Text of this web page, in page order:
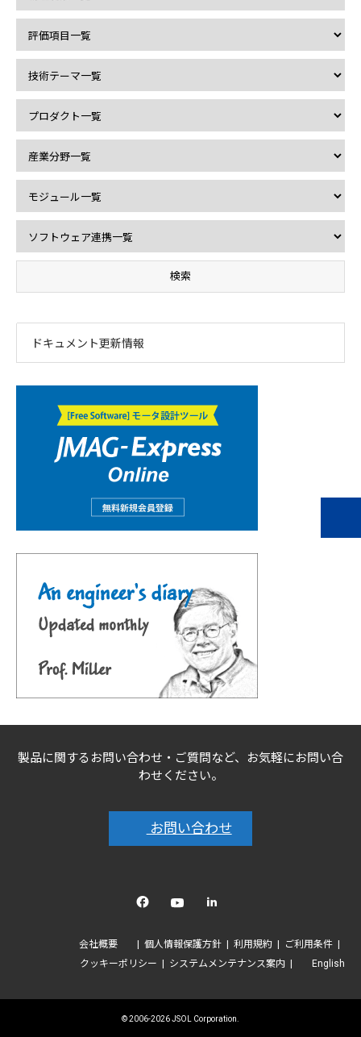
ドキュメント更新情報
製品に関するお問い合わせ・ご質問など、お気軽にお問い合
わせください。
お問い合わせ
linkedin
会社概要 個人情報保護方針 利用規約
ご利用条件
クッキーポリシー
システムメンテナンス案内 English
© 2006-2026 JSOL Corporation.